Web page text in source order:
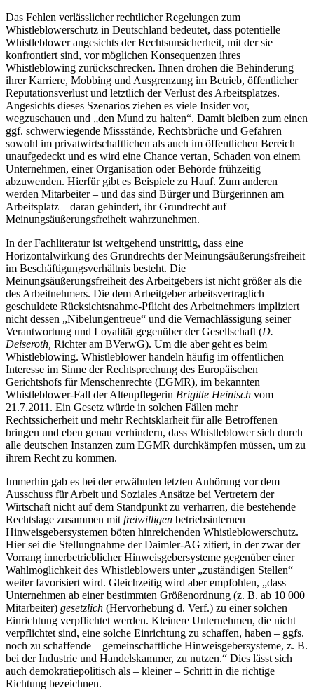
Das Fehlen verlässlicher rechtlicher Regelungen zum
Whistleblowerschutz in Deutschland bedeutet, dass potentielle
Whistleblower angesichts der Rechtsunsicherheit, mit der sie
konfrontiert sind, vor möglichen Konsequenzen ihres
Whistleblowing zurückschrecken. Ihnen drohen die Behinderung
ihrer Karriere, Mobbing und Ausgrenzung im Betrieb, öffentlicher
Reputationsverlust und letztlich der Verlust des Arbeitsplatzes.
Angesichts dieses Szenarios ziehen es viele Insider vor,
wegzuschauen und „den Mund zu halten“. Damit bleiben zum einen
ggf. schwerwiegende Missstände, Rechtsbrüche und Gefahren
sowohl im privatwirtschaftlichen als auch im öffentlichen Bereich
unaufgedeckt und es wird eine Chance vertan, Schaden von einem
Unternehmen, einer Organisation oder Behörde frühzeitig
abzuwenden. Hierfür gibt es Beispiele zu Hauf. Zum anderen
werden Mitarbeiter – und das sind Bürger und Bürgerinnen am
Arbeitsplatz – daran gehindert, ihr Grundrecht auf
Meinungsäußerungsfreiheit wahrzunehmen.
In der Fachliteratur ist weitgehend unstrittig, dass eine
Horizontalwirkung des Grundrechts der Meinungsäußerungsfreiheit
im Beschäftigungsverhältnis besteht. Die
Meinungsäußerungsfreiheit des Arbeitgebers ist nicht größer als die
des Arbeitnehmers. Die dem Arbeitgeber arbeitsvertraglich
geschuldete Rücksichtsnahme-Pflicht des Arbeitnehmers impliziert
nicht dessen „Nibelungentreue“ und die Vernachlässigung seiner
Verantwortung und Loyalität gegenüber der Gesellschaft (D.
Deiseroth, Richter am BVerwG). Um die aber geht es beim
Whistleblowing. Whistleblower handeln häufig im öffentlichen
Interesse im Sinne der Rechtsprechung des Europäischen
Gerichtshofs für Menschenrechte (EGMR), im bekannten
Whistleblower-Fall der Altenpflegerin Brigitte Heinisch vom
21.7.2011. Ein Gesetz würde in solchen Fällen mehr
Rechtssicherheit und mehr Rechtsklarheit für alle Betroffenen
bringen und eben genau verhindern, dass Whistleblower sich durch
alle deutschen Instanzen zum EGMR durchkämpfen müssen, um zu
ihrem Recht zu kommen.
Immerhin gab es bei der erwähnten letzten Anhörung vor dem
Ausschuss für Arbeit und Soziales Ansätze bei Vertretern der
Wirtschaft nicht auf dem Standpunkt zu verharren, die bestehende
Rechtslage zusammen mit freiwilligen betriebsinternen
Hinweisgebersystemen böten hinreichenden Whistleblowerschutz.
Hier sei die Stellungnahme der Daimler-AG zitiert, in der zwar der
Vorrang innerbetrieblicher Hinweisgebersysteme gegenüber einer
Wahlmöglichkeit des Whistleblowers unter „zuständigen Stellen“
weiter favorisiert wird. Gleichzeitig wird aber empfohlen, „dass
Unternehmen ab einer bestimmten Größenordnung (z. B. ab 10 000
Mitarbeiter) gesetzlich (Hervorhebung d. Verf.) zu einer solchen
Einrichtung verpflichtet werden. Kleinere Unternehmen, die nicht
verpflichtet sind, eine solche Einrichtung zu schaffen, haben – ggfs.
noch zu schaffende – gemeinschaftliche Hinweisgebersysteme, z. B.
bei der Industrie und Handelskammer, zu nutzen.“ Dies lässt sich
auch demokratiepolitisch als – kleiner – Schritt in die richtige
Richtung bezeichnen.